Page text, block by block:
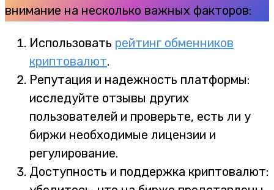
внимание на несколько важных факторов:
Использовать рейтинг обменников
криптовалют.
Репутация и надежность платформы:
исследуйте отзывы других
пользователей и проверьте, есть ли у
биржи необходимые лицензии и
регулирование.
Доступность и поддержка криптовалют: